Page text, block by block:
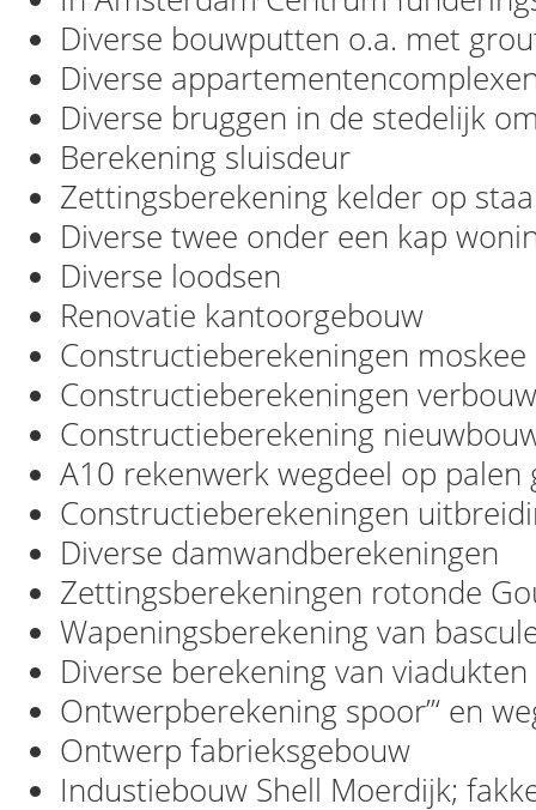
Diverse bouwputten o.a. met
Diverse
Diverse bruggen in de stedelijk
Berekening sluisdeur
Zettingsberekening kelder op
Diverse twee onder een kap
Diverse loodsen
Renovatie kantoorgebouw
Constructieberekeningen moskee
Constructieberekeningen
Constructieberekening
A10 rekenwerk wegdeel op palen
Constructieberekeningen
Diverse damwandberekeningen
Zettingsberekeningen rotonde
Wapeningsberekening van
Diverse berekening van viadukten
Ontwerpberekening spoor”‘ en
Ontwerp fabrieksgebouw
Industiebouw Shell Moerdijk;